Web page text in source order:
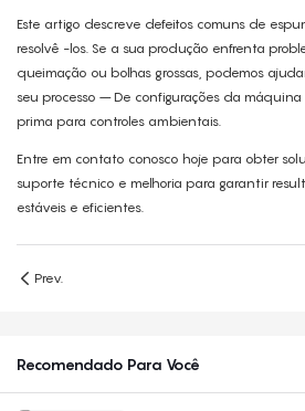
Este artigo descreve defeitos comuns de
resolvê -los. Se a sua produção enfrenta
queimação ou bolhas grossas, podemos
seu processo – De configurações da
prima para controles ambientais.
Entre em contato conosco hoje para obter
suporte técnico e melhoria para garantir
estáveis ​​e eficientes.
Prev.
Recomendado Para Você